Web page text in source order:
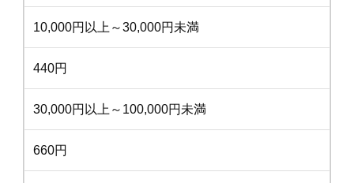
10,000円以上～30,000円未満
440円
30,000円以上～100,000円未満
660円